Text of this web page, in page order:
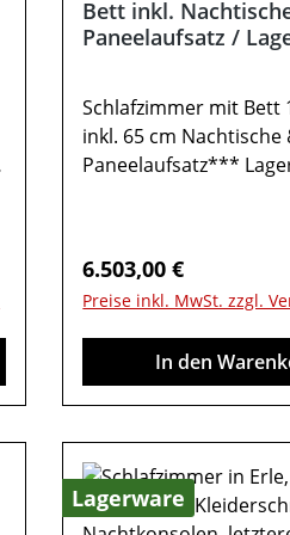
Bett inkl.
Paneelaufsatz /
Schlafzimmer mit Bett
inkl. 65 cm Nachtische
Paneelaufsatz***
cm: 180 x 2004-teilig
bestehend aus:1x
6-türigAkzent:
geölt / Lack
Kranz/Passepartout:
Passepartout m. LED-
WattMaße in cm: B
/ T 62,0Maße mit
Regulärer Preis:
6.503,00 €
Preise inkl. MwSt. zzgl.
In den
Lagerware